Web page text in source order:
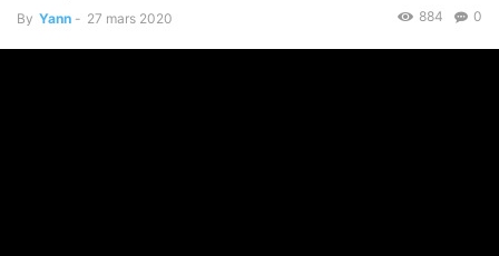
By Yann - 27 mars 2020 0
884